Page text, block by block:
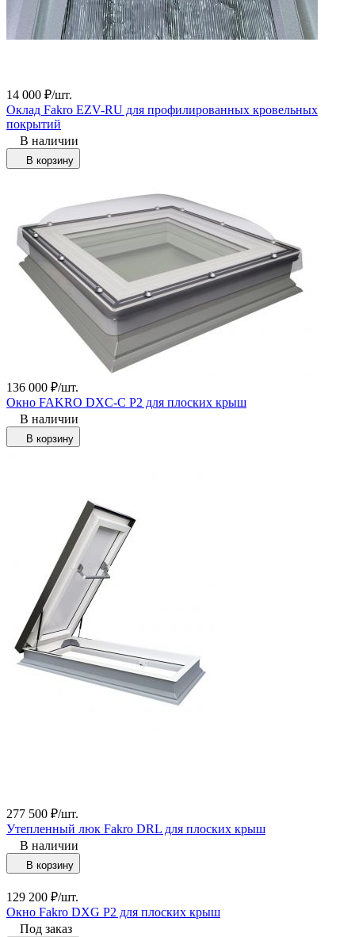
14 000 ₽/шт.
Оклад Fakro EZV-RU для профилированных кровельных
покрытий
В наличии
В корзину
136 000 ₽/шт.
Окно FAKRO DXC-C P2 для плоских крыш
В наличии
В корзину
277 500 ₽/шт.
Утепленный люк Fakro DRL для плоских крыш
В наличии
В корзину
129 200 ₽/шт.
Окно Fakro DXG P2 для плоских крыш
Под заказ